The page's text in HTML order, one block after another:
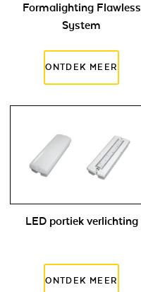
Formalighting Flawless
System
LED portiek verlichting